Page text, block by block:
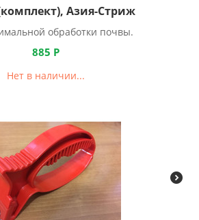
Азия-Стриж
обработки почвы.
885 Р
Нет в наличии...